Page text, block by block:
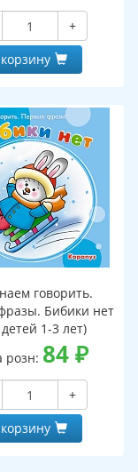
+
говорить.
Бибики нет
1-3 лет)
розн: 84₽
+